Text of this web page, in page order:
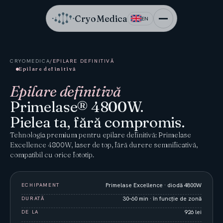
CryoMedica EN
CRYOMEDICA/ EPILARE DEFINITIVĂ
Epilare definitivă
Epilare definitivă
Primelase® 4800W.
Pielea ta, fără compromis.
Tehnologia premium pentru epilare definitivă: Primelase
Excellence 4800W, laser de top, fără durere semnificativă,
compatibil cu orice fototip.
ECHIPAMENT Primelase Excellence · diodă 4800W
DURATĂ 30–60 min · în funcție de zonă
DE LA 926 lei